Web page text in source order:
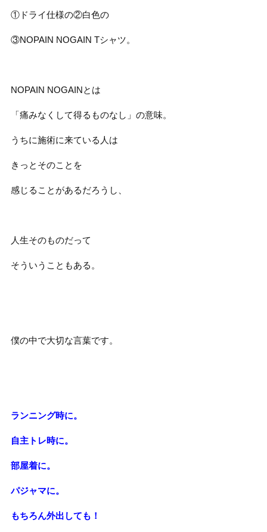
①ドライ仕様の②白色の
③NOPAIN NOGAIN Tシャツ。
NOPAIN NOGAINとは
「痛みなくして得るものなし」の意味。
うちに施術に来ている人は
きっとそのことを
感じることがあるだろうし、
人生そのものだって
そういうこともある。
僕の中で大切な言葉です。
ランニング時に。
自主トレ時に。
部屋着に。
パジャマに。
もちろん外出しても！